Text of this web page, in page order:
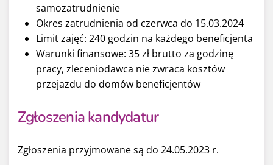
samozatrudnienie
Okres zatrudnienia od czerwca do 15.03.2024
Limit zajęć: 240 godzin na każdego beneficjenta
Warunki finansowe: 35 zł brutto za godzinę
pracy, zleceniodawca nie zwraca kosztów
przejazdu do domów beneficjentów
Zgłoszenia kandydatur
Zgłoszenia przyjmowane są do 24.05.2023 r.